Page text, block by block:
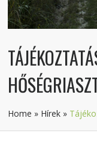
Home » Hírek »